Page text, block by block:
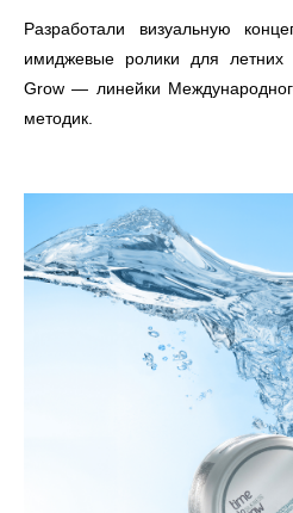
Разработали визуальную
имиджевые ролики для
Grow — линейки
методик.